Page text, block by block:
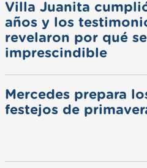
Villa Juanita
años y los
revelaron por qué
imprescindible
Mercedes prepara
festejos de